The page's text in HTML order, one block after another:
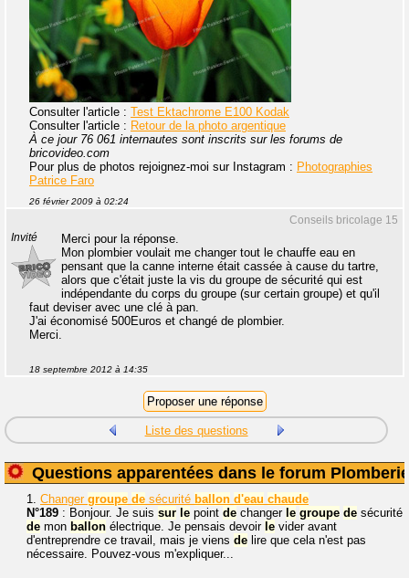
Consulter l'article : Test Ektachrome E100 Kodak
Consulter l'article : Retour de la photo argentique
À ce jour 76 061 internautes sont inscrits sur les forums de
bricovideo.com
Pour plus de photos rejoignez-moi sur Instagram : Photographies
Patrice Faro
26 février 2009 à 02:24
Conseils bricolage 15
Invité
Merci pour la réponse.
Mon plombier voulait me changer tout le chauffe eau en
pensant que la canne interne était cassée à cause du tartre,
alors que c'était juste la vis du groupe de sécurité qui est
indépendante du corps du groupe (sur certain groupe) et qu'il
faut deviser avec une clé à pan.
J'ai économisé 500Euros et changé de plombier.
Merci.
18 septembre 2012 à 14:35
Liste des questions
Questions apparentées dans le forum Plomberie
1. Changer groupe de sécurité ballon d'eau chaude
N°189 : Bonjour. Je suis sur le point de changer le groupe de sécurité
de mon ballon électrique. Je pensais devoir le vider avant
d'entreprendre ce travail, mais je viens de lire que cela n'est pas
nécessaire. Pouvez-vous m'expliquer...